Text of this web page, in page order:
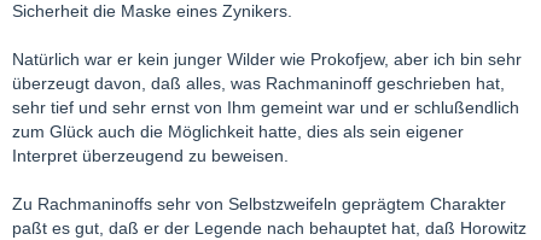
Sicherheit die Maske eines Zynikers.
Natürlich war er kein junger Wilder wie Prokofjew, aber ich bin sehr
überzeugt davon, daß alles, was Rachmaninoff geschrieben hat,
sehr tief und sehr ernst von Ihm gemeint war und er schlußendlich
zum Glück auch die Möglichkeit hatte, dies als sein eigener
Interpret überzeugend zu beweisen.
Zu Rachmaninoffs sehr von Selbstzweifeln geprägtem Charakter
paßt es gut, daß er der Legende nach behauptet hat, daß Horowitz